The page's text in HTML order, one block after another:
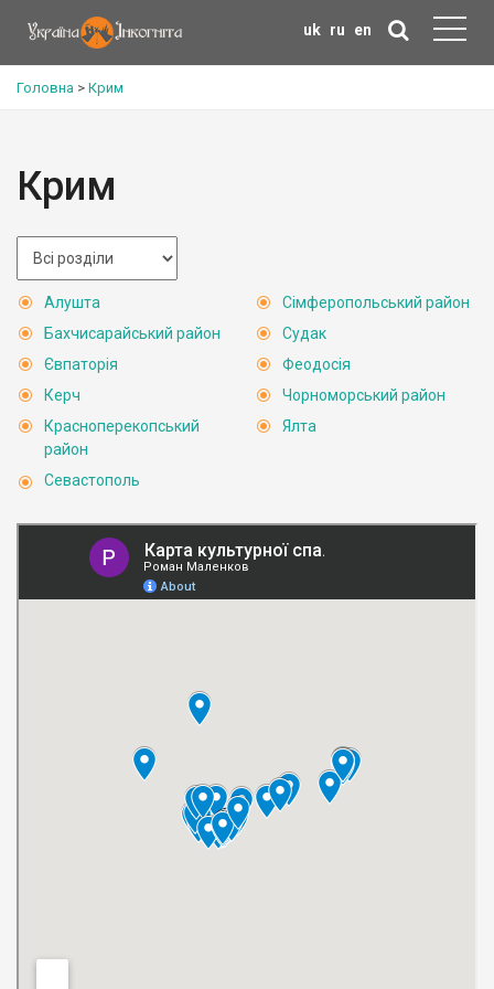
uk ru en
Головна > Крим
Крим
Алушта
Бахчисарайський район
Євпаторія
Керч
Красноперекопський
район
Севастополь
Сімферопольський район
Судак
Феодосія
Чорноморський район
Ялта